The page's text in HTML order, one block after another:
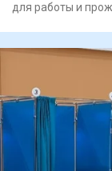
для работы и